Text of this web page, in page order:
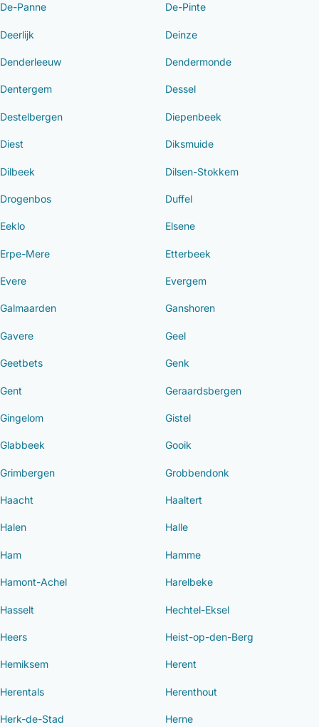
De-Panne De-Pinte
Deerlijk Deinze
Denderleeuw Dendermonde
Dentergem Dessel
Destelbergen Diepenbeek
Diest Diksmuide
Dilbeek Dilsen-Stokkem
Drogenbos Duffel
Eeklo Elsene
Erpe-Mere Etterbeek
Evere Evergem
Galmaarden Ganshoren
Gavere Geel
Geetbets Genk
Gent Geraardsbergen
Gingelom Gistel
Glabbeek Gooik
Grimbergen Grobbendonk
Haacht Haaltert
Halen Halle
Ham Hamme
Hamont-Achel Harelbeke
Hasselt Hechtel-Eksel
Heers Heist-op-den-Berg
Hemiksem Herent
Herentals Herenthout
Herk-de-Stad Herne